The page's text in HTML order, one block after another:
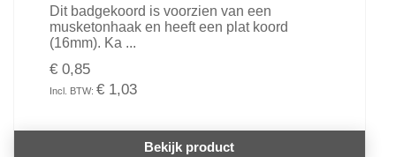
Dit badgekoord is voorzien van een
musketonhaak en heeft een plat koord
(16mm). Ka ...
€ 0,85
€ 1,03
Bekijk product